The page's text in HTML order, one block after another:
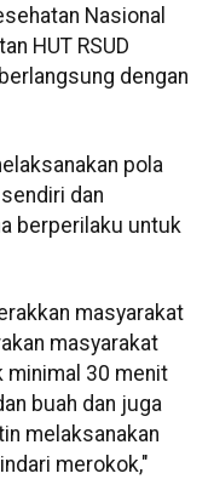
Nasional
HUT RSUD
dengan
pola
dan
berperilaku untuk
masyarakat
masyarakat
minimal 30 menit
buah dan juga
melaksanakan
merokok,"